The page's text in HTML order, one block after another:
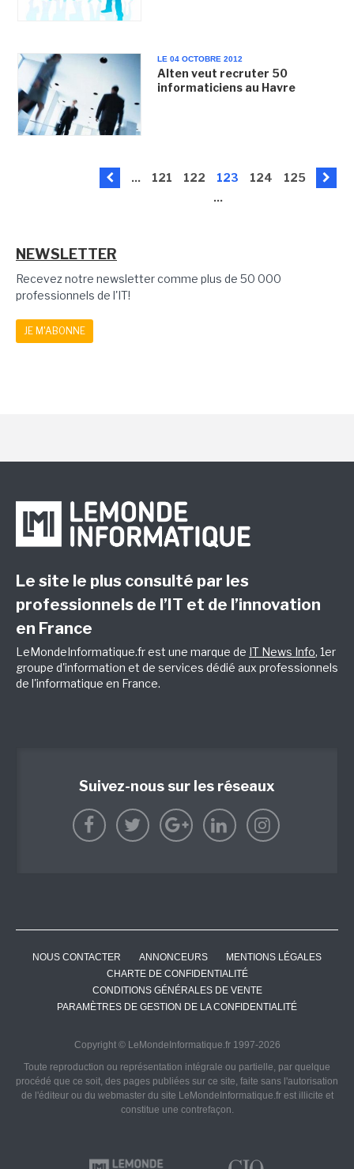
LE 04 OCTOBRE 2012
Alten veut recruter 50
informaticiens au Havre
... 121 122 123 124
125
...
NEWSLETTER
Recevez notre newsletter comme plus de 50 000
professionnels de l'IT!
JE M'ABONNE
Le site le plus consulté par les
professionnels de l’IT et de l’innovation
en France
LeMondeInformatique.fr est une marque de IT News Info, 1er
groupe d'information et de services dédié aux professionnels
de l'informatique en France.
Suivez-nous sur les réseaux
NOUS CONTACTER ANNONCEURS
MENTIONS LÉGALES
CHARTE DE CONFIDENTIALITÉ
CONDITIONS GÉNÉRALES DE VENTE
PARAMÈTRES DE GESTION DE LA CONFIDENTIALITÉ
Copyright © LeMondeInformatique.fr 1997-2026
Toute reproduction ou représentation intégrale ou partielle, par quelque
procédé que ce soit, des pages publiées sur ce site, faite sans l'autorisation
de l'éditeur ou du webmaster du site LeMondeInformatique.fr est illicite et
constitue une contrefaçon.